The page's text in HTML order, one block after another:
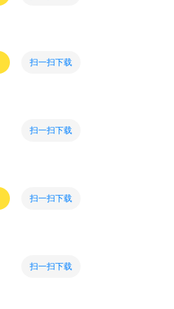
扫一扫下载
扫一扫下载
扫一扫下载
扫一扫下载